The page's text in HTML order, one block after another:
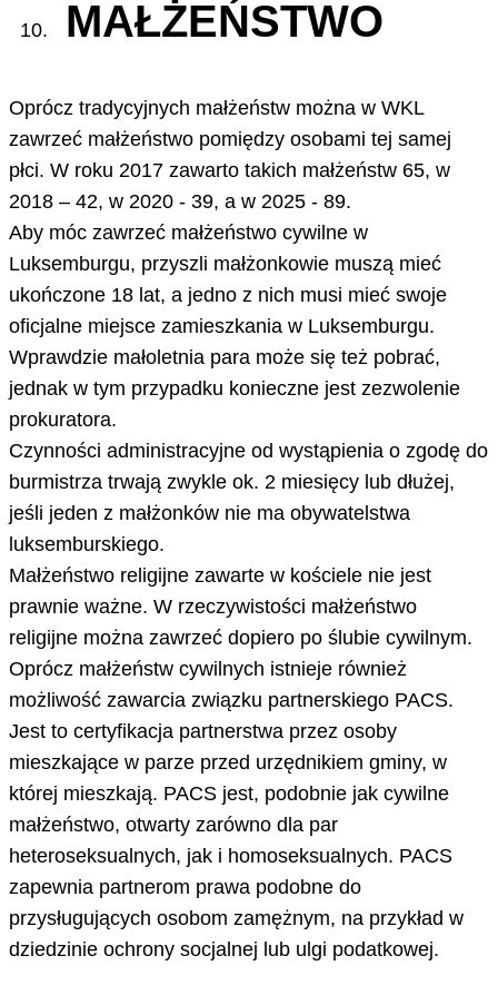
MAŁŻEŃSTWO
Oprócz tradycyjnych małżeństw można w WKL
zawrzeć małżeństwo pomiędzy osobami tej samej
płci. W roku 2017 zawarto takich małżeństw 65, w
2018 – 42, w 2020 - 39, a w 2025 - 89.
Aby móc zawrzeć małżeństwo cywilne w
Luksemburgu, przyszli małżonkowie muszą mieć
ukończone 18 lat, a jedno z nich musi mieć swoje
oficjalne miejsce zamieszkania w Luksemburgu.
Wprawdzie małoletnia para może się też pobrać,
jednak w tym przypadku konieczne jest zezwolenie
prokuratora.
Czynności administracyjne od wystąpienia o zgodę do
burmistrza trwają zwykle ok. 2 miesięcy lub dłużej,
jeśli jeden z małżonków nie ma obywatelstwa
luksemburskiego.
Małżeństwo religijne zawarte w kościele nie jest
prawnie ważne. W rzeczywistości małżeństwo
religijne można zawrzeć dopiero po ślubie cywilnym.
Oprócz małżeństw cywilnych istnieje również
możliwość zawarcia związku partnerskiego PACS.
Jest to certyfikacja partnerstwa przez osoby
mieszkające w parze przed urzędnikiem gminy, w
której mieszkają. PACS jest, podobnie jak cywilne
małżeństwo, otwarty zarówno dla par
heteroseksualnych, jak i homoseksualnych. PACS
zapewnia partnerom prawa podobne do
przysługujących osobom zamężnym, na przykład w
dziedzinie ochrony socjalnej lub ulgi podatkowej.